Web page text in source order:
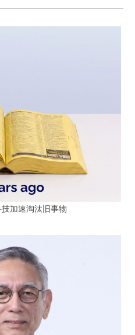
加速淘汰旧事物